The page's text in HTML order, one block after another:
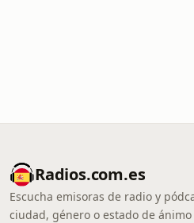
Radios.com.es
Escucha emisoras de radio y
ciudad, género o estado de